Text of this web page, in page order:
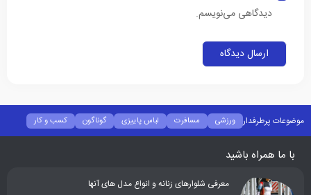
دیدگاهی می‌نویسم.
موضوعات پرطرفدار ورزشی مسافرت لباس پاییزی گوناگون
کسب و کار
فشن
غذا و نوشیدنی شیوه زندگی سلامتی تکنولوژی اخبار شرکت ها
با ما همراه باشید
معرفی شلوارهای زنانه و انواع مدل های آنها